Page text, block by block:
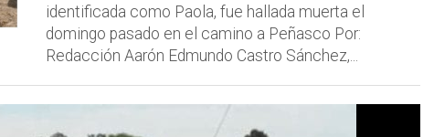
identificada como Paola, fue hallada muerta el
domingo pasado en el camino a Peñasco Por:
Redacción Aarón Edmundo Castro Sánchez,...